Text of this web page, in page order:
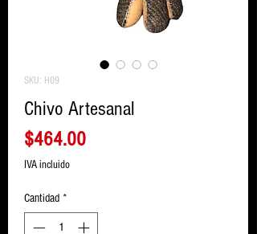
SKU: H09
Chivo Artesanal
$464.00Precio
IVA incluido
Cantidad *